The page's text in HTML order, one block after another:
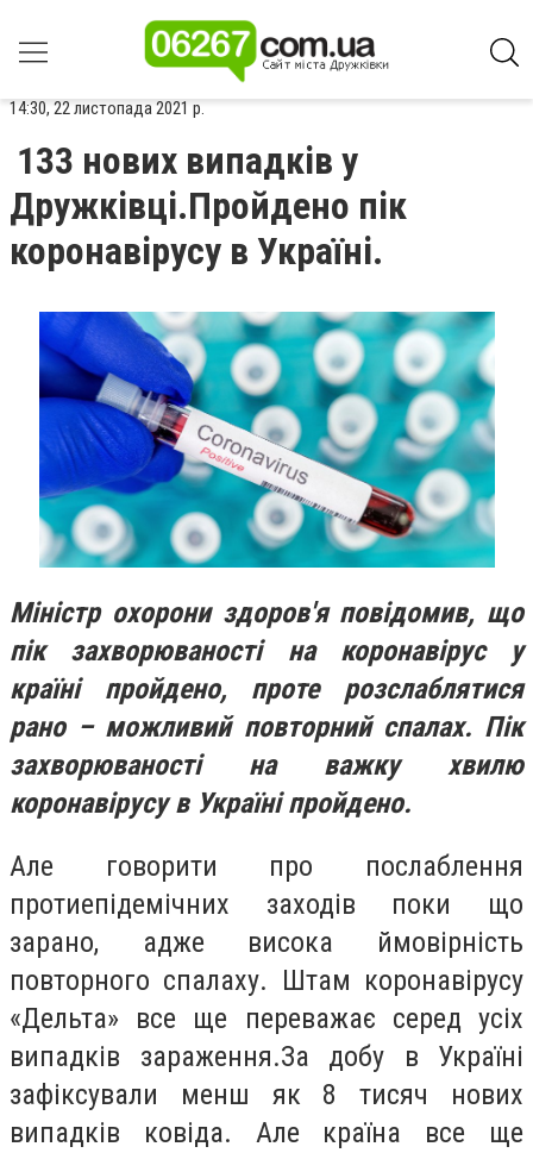
14:30, 22 листопада 2021 р.
133 нових випадків у
Дружківці.Пройдено пік
коронавірусу в Україні.
Міністр охорони здоров'я повідомив, що
пік захворюваності на коронавірус у
країні пройдено, проте розслаблятися
рано – можливий повторний спалах. Пік
захворюваності на важку хвилю
коронавірусу в Україні пройдено.
Але говорити про послаблення
протиепідемічних заходів поки що
зарано, адже висока ймовірність
повторного спалаху. Штам коронавірусу
«Дельта» все ще переважає серед усіх
випадків зараження.За добу в Україні
зафіксували менш як 8 тисяч нових
випадків ковіда. Але країна все ще